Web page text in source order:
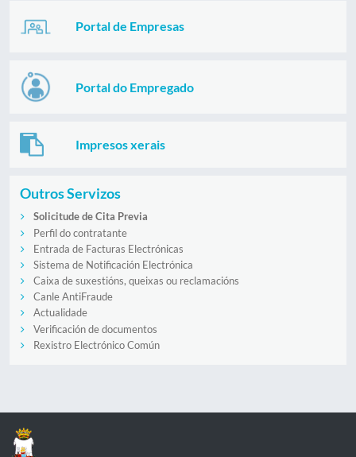
Portal de Empresas
Portal do Empregado
Impresos xerais
Outros Servizos
Solicitude de Cita Previa
Perfil do contratante
Entrada de Facturas Electrónicas
Sistema de Notificación Electrónica
Caixa de suxestións, queixas ou reclamacións
Canle AntiFraude
Actualidade
Verificación de documentos
Rexistro Electrónico Común